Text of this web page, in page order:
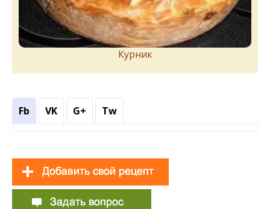
Курник
Fb VK G+ Tw